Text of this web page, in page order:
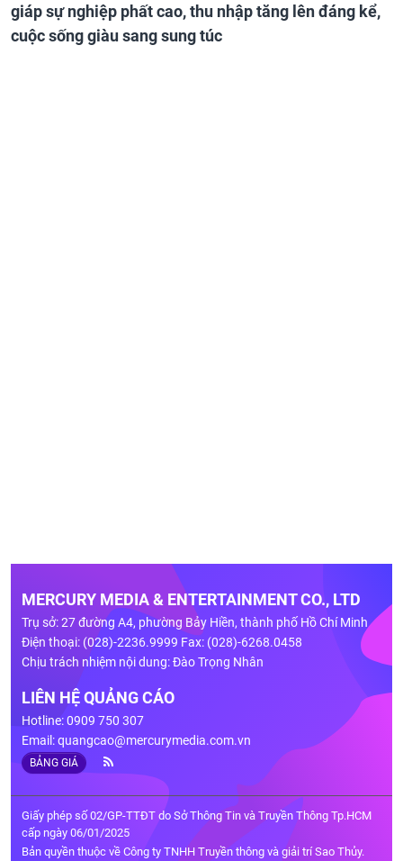
giáp sự nghiệp phất cao, thu nhập tăng lên đáng kể,
cuộc sống giàu sang sung túc
MERCURY MEDIA & ENTERTAINMENT CO., LTD
Trụ sở: 27 đường A4, phường Bảy Hiền, thành phố Hồ Chí Minh
Điện thoại: (028)-2236.9999 Fax: (028)-6268.0458
Chịu trách nhiệm nội dung: Đào Trọng Nhân
LIÊN HỆ QUẢNG CÁO
Hotline: 0909 750 307
Email:quangcao@mercurymedia.com.vn
BẢNG GIÁ
Giấy phép số 02/GP-TTĐT do Sở Thông Tin và Truyền Thông Tp.HCM
cấp ngày 06/01/2025
Bản quyền thuộc về Công ty TNHH Truyền thông và giải trí Sao Thủy.